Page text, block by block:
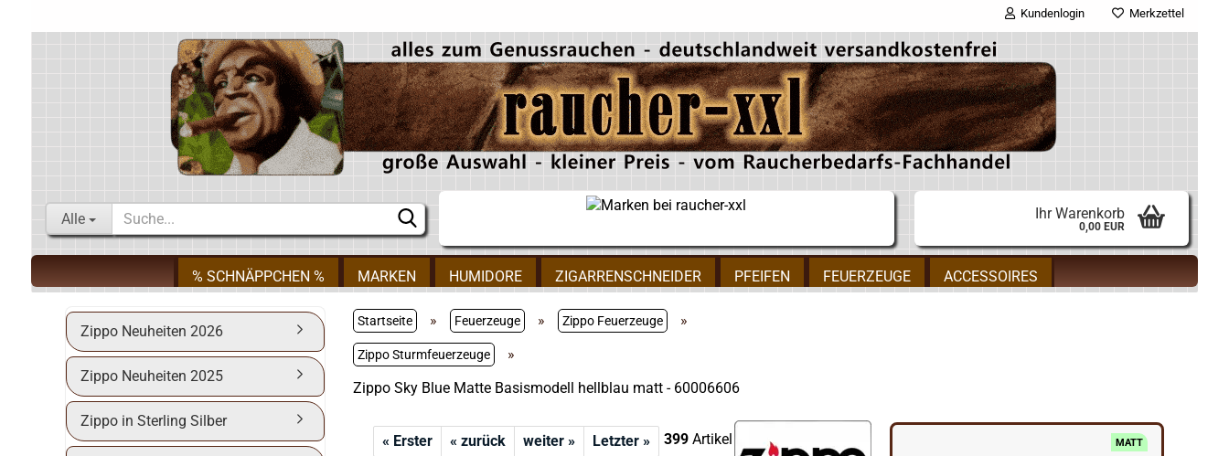
Kundenlogin
E-Mail
Passwort
Konto erstellen
Passwort vergessen?
Merkzettel
Alle Ihr Warenkorb
0,00 EUR
% SCHNÄPPCHEN % MARKEN HUMIDORE ZIGARRENSCHNEIDER PFEIFEN FEUERZEUGE ACCESSOIRES
Startseite » Feuerzeuge » Zippo Feuerzeuge »
Zippo Sturmfeuerzeuge
»
Zippo Sky Blue Matte Basismodell hellblau matt - 60006606
« Erster « zurück weiter » Letzter » 399 Artikel in dieser Kategorie MATT
Zippo Neuheiten 2026
Zippo Neuheiten 2025
Zippo in Sterling Silber